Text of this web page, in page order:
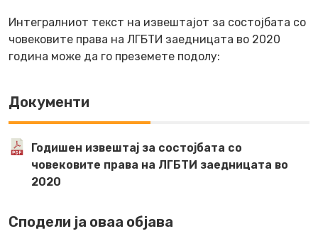
Интегралниот текст на извештајот за состојбата со
човековите права на ЛГБТИ заедницата во 2020
година може да го преземете подолу:
Документи
Годишен извештај за состојбата со
човековите права на ЛГБТИ заедницата во
2020
Сподели ја оваа објава